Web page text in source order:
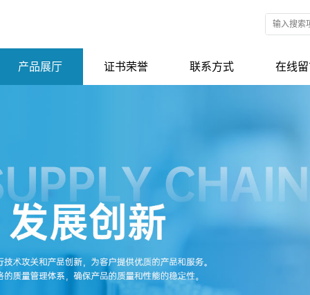
产品展厅 证书荣誉 联系方式 在线